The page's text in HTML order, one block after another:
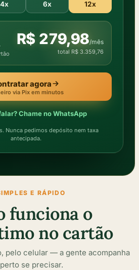
4x 6x 12x
R$ 279,98/mês
total R$ 3.359,76
agora
via Pix em minutos
Chame no WhatsApp
Nunca pedimos depósito nem taxa
antecipada.
E RÁPIDO
funciona o
no cartão
pelo celular — a gente acompanha
se precisar.